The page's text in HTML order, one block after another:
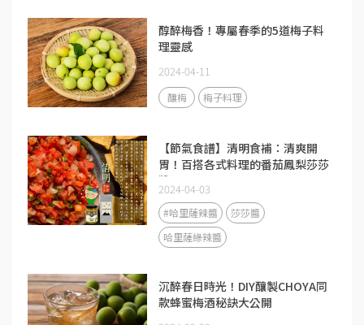
醇醉梅香！專屬春季的5道梅子料
理靈感
2024-04-11
釀梅 梅子料理
【節氣食譜】清明食補：清爽開
胃！百搭各式料理的番茄鳳梨莎莎
醬
2024-04-03
#哈里薩辣醬
莎莎醬
哈里薩綠辣醬
沉醉春日時光！DIY釀製CHOYA同
款蜂蜜梅酒秘訣大公開